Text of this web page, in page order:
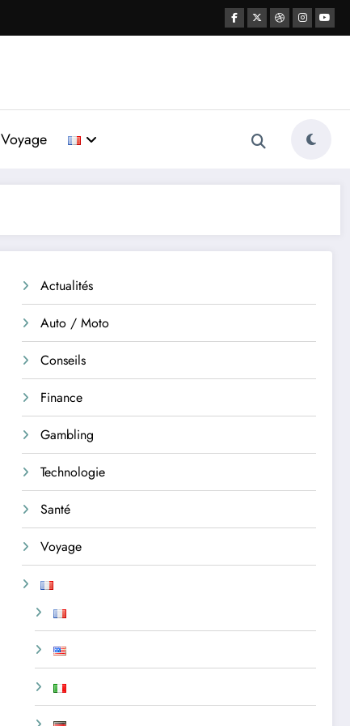
Voyage
Actualités
Auto / Moto
Conseils
Finance
Gambling
Technologie
Santé
Voyage